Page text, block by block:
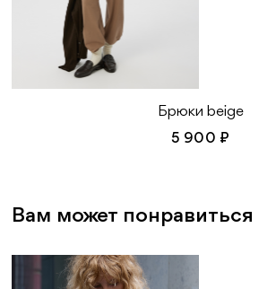
Брюки beige
5 900 ₽
Вам может понравиться